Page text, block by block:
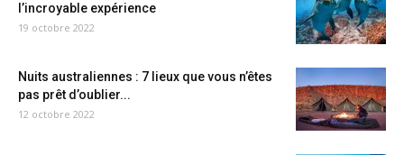
l’incroyable expérience
19 octobre 2022
Nuits australiennes : 7 lieux que vous n’êtes
pas prêt d’oublier...
12 octobre 2022